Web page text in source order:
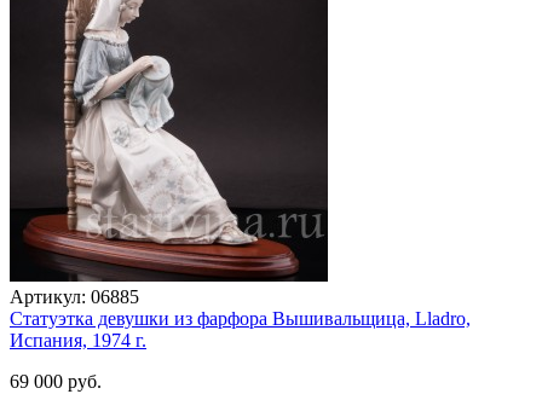
Артикул: 06885
Статуэтка девушки из фарфора Вышивальщица, Lladro,
Испания, 1974 г.
69 000 руб.